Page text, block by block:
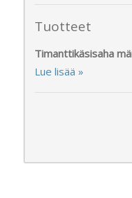
Tuotteet
Timanttikäsisaha
Lue lisää »